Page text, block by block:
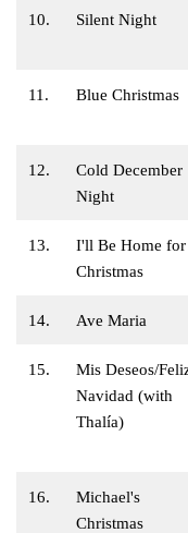
10. Silent Night
11. Blue Christmas
12.
Cold December
Night
13.
I'll Be Home for
Christmas
14. Ave Maria
15.
Mis Deseos/
Navidad (with
Thalía)
16.
Michael's
Christmas